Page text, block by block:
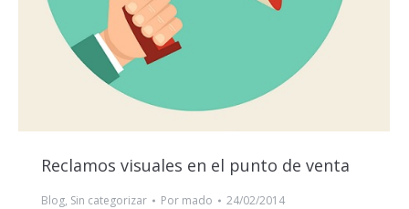
Reclamos visuales en el punto de venta
Blog, Sin categorizar Por mado 24/02/2014